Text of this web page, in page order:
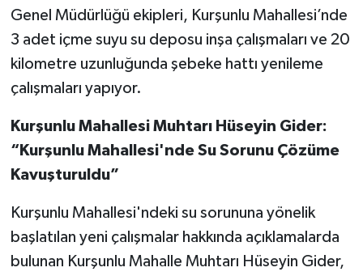
Genel Müdürlüğü ekipleri, Kurşunlu Mahallesi’nde
3 adet içme suyu su deposu inşa çalışmaları ve 20
kilometre uzunluğunda şebeke hattı yenileme
çalışmaları yapıyor.
Kurşunlu Mahallesi Muhtarı Hüseyin Gider:
“Kurşunlu Mahallesi'nde Su Sorunu Çözüme
Kavuşturuldu”
Kurşunlu Mahallesi'ndeki su sorununa yönelik
başlatılan yeni çalışmalar hakkında açıklamalarda
bulunan Kurşunlu Mahalle Muhtarı Hüseyin Gider,